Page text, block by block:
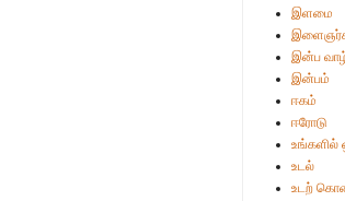
இளமை
இன்ப
இன்பம்
ஈகம்
ஈரோடு
உங்களில்
உடல்
உடற்